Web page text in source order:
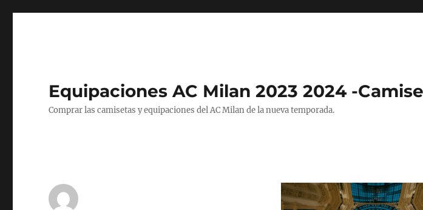
Equipaciones AC Milan 2023 2024 -
Comprar las camisetas y equipaciones del AC Milan de la nueva temporada.